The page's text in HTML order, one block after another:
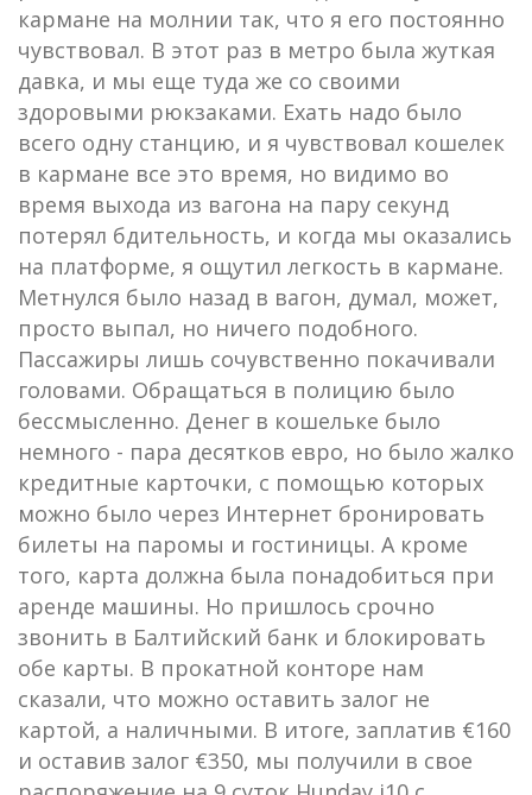
кармане на молнии так, что я его постоянно
чувствовал. В этот раз в метро была жуткая
давка, и мы еще туда же со своими
здоровыми рюкзаками. Ехать надо было
всего одну станцию, и я чувствовал кошелек
в кармане все это время, но видимо во
время выхода из вагона на пару секунд
потерял бдительность, и когда мы оказались
на платформе, я ощутил легкость в кармане.
Метнулся было назад в вагон, думал, может,
просто выпал, но ничего подобного.
Пассажиры лишь сочувственно покачивали
головами. Обращаться в полицию было
бессмысленно. Денег в кошельке было
немного - пара десятков евро, но было жалко
кредитные карточки, с помощью которых
можно было через Интернет бронировать
билеты на паромы и гостиницы. А кроме
того, карта должна была понадобиться при
аренде машины. Но пришлось срочно
звонить в Балтийский банк и блокировать
обе карты. В прокатной конторе нам
сказали, что можно оставить залог не
картой, а наличными. В итоге, заплатив €160
и оставив залог €350, мы получили в свое